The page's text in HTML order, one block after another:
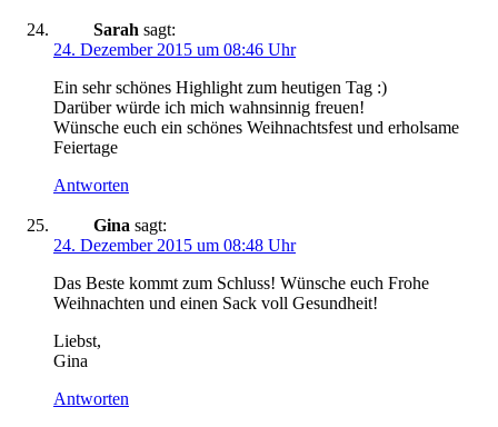
Sarah sagt:
24. Dezember 2015 um 08:46 Uhr
Ein sehr schönes Highlight zum heutigen Tag :)
Darüber würde ich mich wahnsinnig freuen!
Wünsche euch ein schönes Weihnachtsfest und erholsame
Feiertage
Antworten
Gina sagt:
24. Dezember 2015 um 08:48 Uhr
Das Beste kommt zum Schluss! Wünsche euch Frohe
Weihnachten und einen Sack voll Gesundheit!
Liebst,
Gina
Antworten